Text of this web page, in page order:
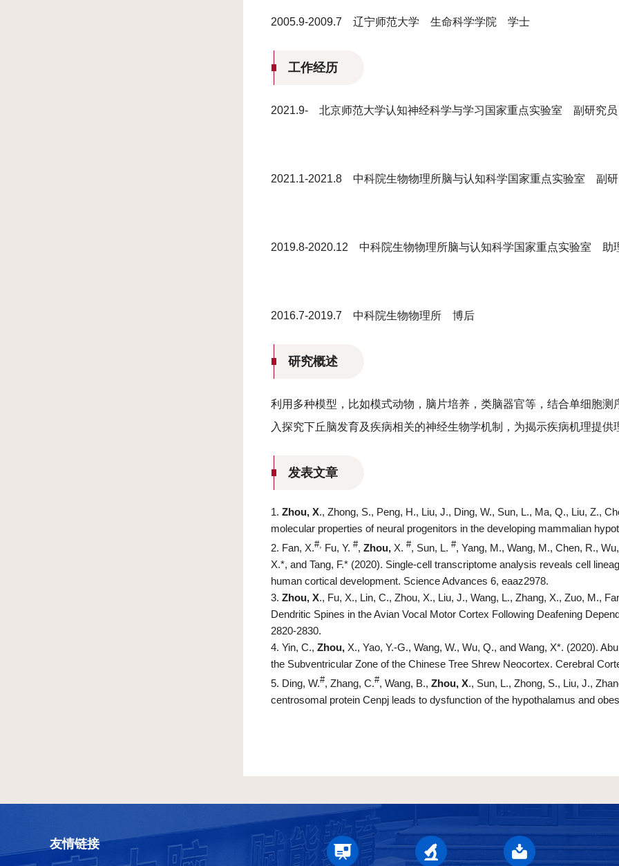
2005.9-2009.7 辽宁师范大学 生命科学学院 学士
工作经历
2021.9- 北京师范大学认知神经科学与学习国家重点实验室 副研究员
2021.1-2021.8 中科院生物物理所脑与认知科学国家重点实验室 副
2019.8-2020.12 中科院生物物理所脑与认知科学国家重点实验室 助
2016.7-2019.7 中科院生物物理所 博后
研究概述
利用多种模型，比如模式动物，脑片培养，类脑器官等，结合单细胞
入探究下丘脑发育及疾病相关的神经生物学机制，为揭示疾病机理提供
发表文章
1. Zhou, X., Zhong, S., Peng, H., Liu, J., Ding, W., Sun, L., Ma, Q., Liu, Z.,
molecular properties of neural progenitors in the developing mammalian
2. Fan, X.#, Fu, Y. #, Zhou, X. #, Sun, L. #, Yang, M., Wang, M., Chen, R.,
X.*, and Tang, F.* (2020). Single-cell transcriptome analysis reveals cell
human cortical development. Science Advances 6, eaaz2978.
3. Zhou, X., Fu, X., Lin, C., Zhou, X., Liu, J., Wang, L., Zhang, X., Zuo, M.,
Dendritic Spines in the Avian Vocal Motor Cortex Following Deafening
2820-2830.
4. Yin, C., Zhou, X., Yao, Y.-G., Wang, W., Wu, Q., and Wang, X*. (2020).
the Subventricular Zone of the Chinese Tree Shrew Neocortex. Cerebral
5. Ding, W.#, Zhang, C.#, Wang, B., Zhou, X., Sun, L., Zhong, S., Liu, J.,
centrosomal protein Cenpj leads to dysfunction of the hypothalamus and
友情链接